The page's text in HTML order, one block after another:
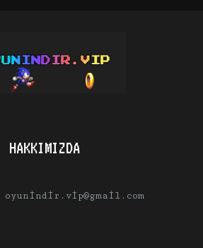
HAKKIMIZDA
oyunindir.vip@gmail.com